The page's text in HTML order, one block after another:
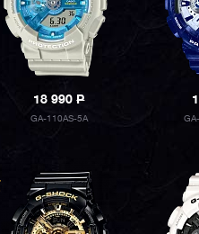
18 990P
GA-110AS-5A